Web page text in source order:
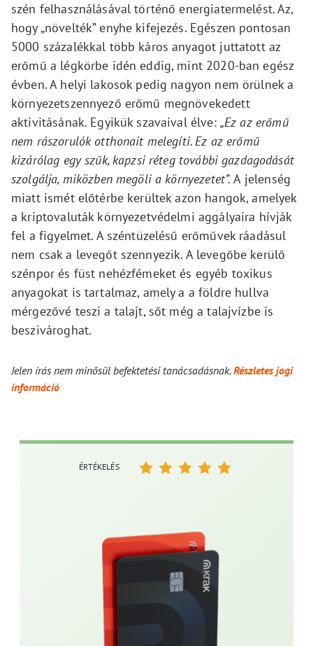
szén felhasználásával történő energiatermelést. Az,
hogy „növelték” enyhe kifejezés. Egészen pontosan
5000 százalékkal több káros anyagot juttatott az
erőmű a légkörbe idén eddig, mint 2020-ban egész
évben. A helyi lakosok pedig nagyon nem örülnek a
környezetszennyező erőmű megnövekedett
aktivitásának. Egyikük szavaival élve: „Ez az erőmű
nem rászorulók otthonait melegíti. Ez az erőmű
kizárólag egy szűk, kapzsi réteg további gazdagodását
szolgálja, miközben megöli a környezetet”. A jelenség
miatt ismét előtérbe kerültek azon hangok, amelyek
a kriptovaluták környezetvédelmi aggályaira hívják
fel a figyelmet. A széntüzelésű erőművek ráadásul
nem csak a levegőt szennyezik. A levegőbe kerülő
szénpor és füst nehézfémeket és egyéb toxikus
anyagokat is tartalmaz, amely a a földre hullva
mérgezővé teszi a talajt, sőt még a talajvízbe is
beszivároghat.
Jelen írás nem minősül befektetési tanácsadásnak.Részletes jogi
információ
ÉRTÉKELÉS